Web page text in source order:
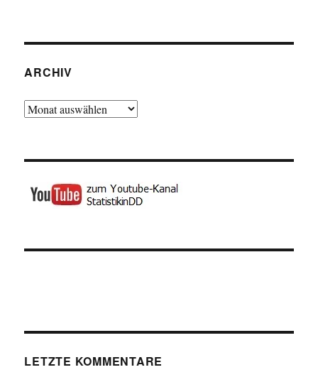
ARCHIV
Archiv
LETZTE KOMMENTARE